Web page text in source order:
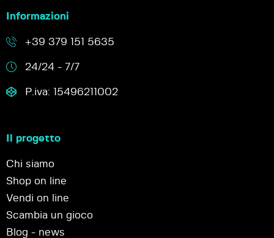
Informazioni
+39 379 151 5635
24/24 - 7/7
P.iva: 15496211002
Il progetto
Chi siamo
Shop on line
Vendi on line
Scambia un gioco
Blog - news